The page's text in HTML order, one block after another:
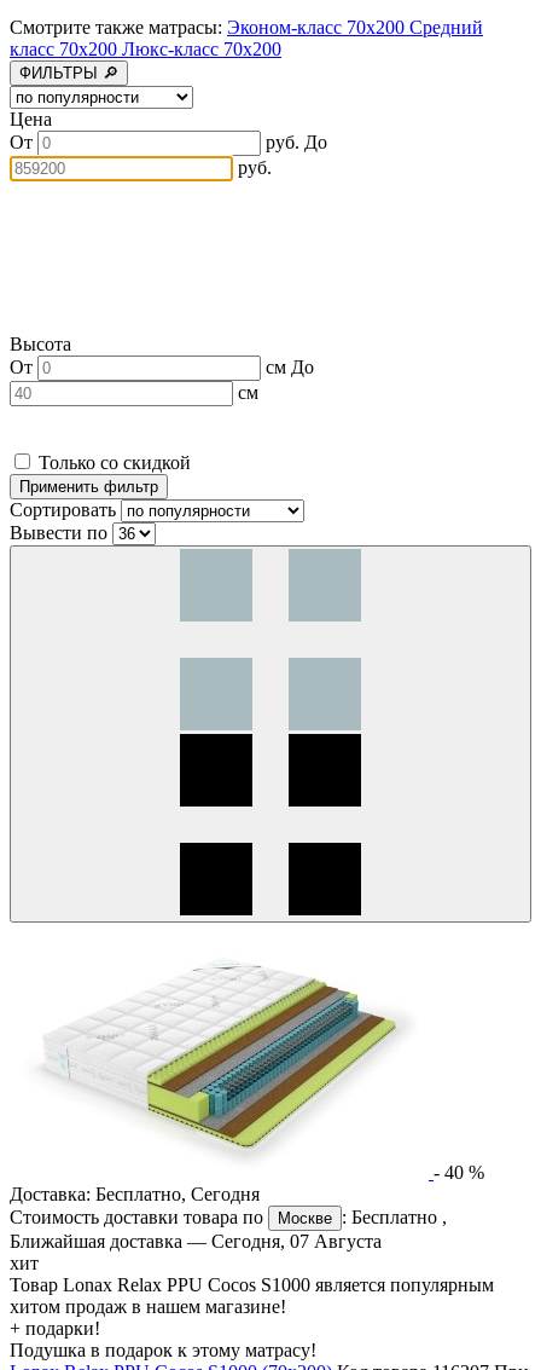
Смотрите также матрасы: Эконом-класс 70x200 Средний
класс 70x200 Люкс-класс 70x200
ФИЛЬТРЫ 🔎
Цена
От
руб. До
руб.
Высота
От
см До
см
Только со скидкой
Сортировать
Вывести по
- 40 %
Доставка: Бесплатно, Сегодня
Стоимость доставки товара по
Москве : Бесплатно ,
Ближайшая доставка — Сегодня, 07 Августа
хит
Товар Lonax Relax PPU Cocos S1000 является популярным
хитом продаж в нашем магазине!
+ подарки!
Подушка в подарок к этому матрасу!